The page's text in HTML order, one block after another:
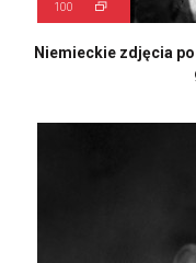
100
Niemieckie zdjęcia